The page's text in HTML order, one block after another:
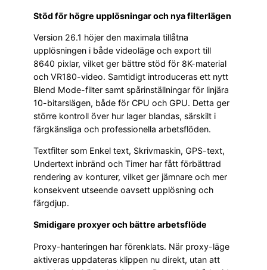
Stöd för högre upplösningar och nya filterlägen
Version 26.1 höjer den maximala tillåtna
upplösningen i både videoläge och export till
8640 pixlar, vilket ger bättre stöd för 8K-material
och VR180-video. Samtidigt introduceras ett nytt
Blend Mode-filter samt spårinställningar för linjära
10-bitarslägen, både för CPU och GPU. Detta ger
större kontroll över hur lager blandas, särskilt i
färgkänsliga och professionella arbetsflöden.
Textfilter som Enkel text, Skrivmaskin, GPS-text,
Undertext inbränd och Timer har fått förbättrad
rendering av konturer, vilket ger jämnare och mer
konsekvent utseende oavsett upplösning och
färgdjup.
Smidigare proxyer och bättre arbetsflöde
Proxy-hanteringen har förenklats. När proxy-läge
aktiveras uppdateras klippen nu direkt, utan att